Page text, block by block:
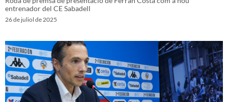
entrenador del CE Sabadell
26 de juliol de 2025